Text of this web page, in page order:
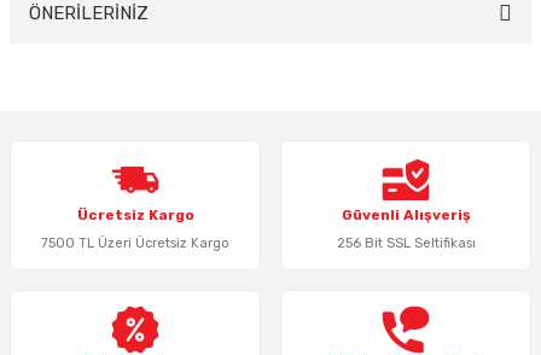
ÖNERİLERİNİZ
Ürün resmi kalitesiz, bozuk veya görüntülenemiyor.
Ürün açıklamasında eksik bilgiler bulunuyor.
Ürün bilgilerinde hatalar bulunuyor.
Bu ürüne benzer farklı alternatifler olmalı.
Ücretsiz Kargo
7500 TL Üzeri Ücretsiz Kargo
Güvenli Alışveriş
256 Bit SSL Seltifikası